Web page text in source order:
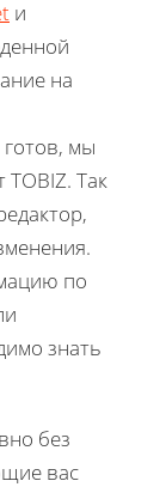
и
на
готов, мы
Так
по
знать
без
вас